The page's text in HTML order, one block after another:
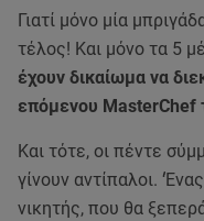
Γιατί μόνο μία
τέλος! Και μόνο τα 5
έχουν δικαίωμα να
επόμενου MasterChef
Και τότε, οι πέντε
γίνουν αντίπαλοι.
νικητής, που θα